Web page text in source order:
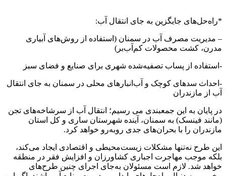
*راه‌حل‌های جایگزین به جای انتقال آب:
– مدیریت مصرف آب در سمنان (استفاده از روش‌های آبیاری
مدرن، کشت محصولات کم‌آب‌بر)
-استفاده از پساب تصفیه‌شده شهری برای صنایع و فضای سبز
-احداث سدهای کوچک و آب‌انبارهای محلی در سمنان به جای انتقال
آب از مازندران
در پایان به این جمعبندی می رسیم؛ انتقال آب از سرشاخه‌های تجن
(مانند فینسک) به سمنان، آینده شهرستان ساری و کل استان
مازندران را با بحران‌های جدی روبه‌رو خواهد کرد.
این طرح نه‌تنها مشکلات زیست‌محیطی و اقتصادی ایجاد می‌کند،
بلکه موجب مهاجرت اجباری کشاورزان و افزایش فقر در منطقه
خواهد شد. لازم است مسئولان به‌جای اجرای چنین طرح‌های